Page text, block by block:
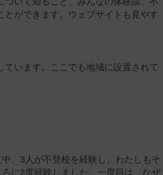
ができます。ウェブサイトも見やす
います。ここでも地域に設置されて
、3人が不登校を経験し、わたしもそ
に2度経験しました。一度目は、なぜ